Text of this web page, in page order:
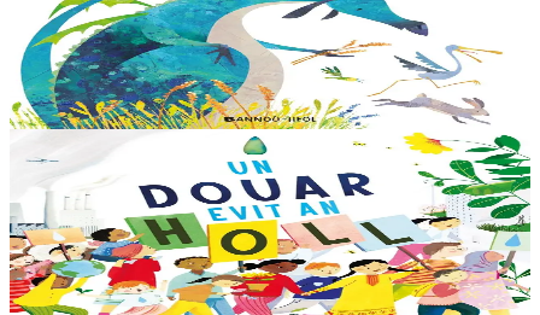
Eflammez la dragonne est en quête d'une nouvelle maison. Mais
quand elle trouve la forêt parfaite, elle n'est pas la bienvenue...
"Ouste ! On ne veut pas de...
En stock13,00 €
Bannoù-heol
Like the Ocean We Rise
Notre planète est immense et magnifique, mais elle a besoin de notre
aide – elle a besoin de moi, elle a besoin de vous. Cet album illustré,
qui arrive à point...